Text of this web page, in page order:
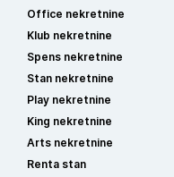
Office nekretnine
Klub nekretnine
Spens nekretnine
Stan nekretnine
Play nekretnine
King nekretnine
Arts nekretnine
Renta stan